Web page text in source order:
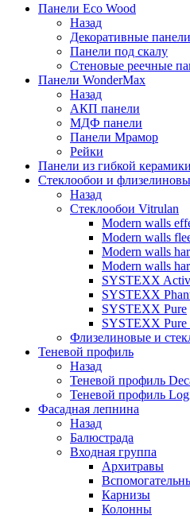
Панели Eco Wood
Назад
Декоративные панели
Панели под скалу
Стеновые реечные
Панели WonderMax
Назад
АКП панели
МДФ панели
Панели Мрамор
Рейки
Панели из гибкой керамики
Стеклообои и
Назад
Стеклообои Vitrulan
Modern walls
Modern walls
Modern walls
Modern walls
SYSTEXX
SYSTEXX
SYSTEXX Pure
SYSTEXX Pure
Флизелиновые и
Теневой профиль
Назад
Теневой профиль
Теневой профиль
Фасадная лепнина
Назад
Балюстрада
Входная группа
Архитравы
Карнизы
Колонны